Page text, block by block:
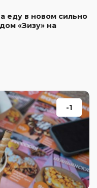
-1
еду в новом сильно
«Зизу» на